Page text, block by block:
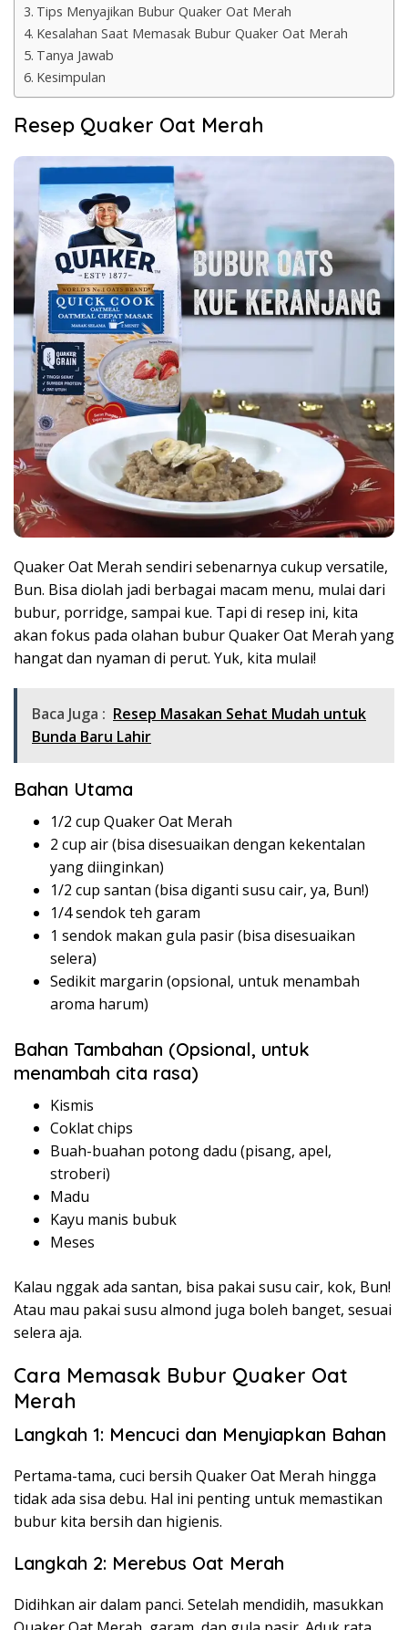
Tips Menyajikan Bubur Quaker Oat Merah
Kesalahan Saat Memasak Bubur Quaker Oat Merah
Tanya Jawab
Kesimpulan
Resep Quaker Oat Merah
Quaker Oat Merah sendiri sebenarnya cukup versatile,
Bun. Bisa diolah jadi berbagai macam menu, mulai dari
bubur, porridge, sampai kue. Tapi di resep ini, kita
akan fokus pada olahan bubur Quaker Oat Merah yang
hangat dan nyaman di perut. Yuk, kita mulai!
Baca Juga : Resep Masakan Sehat Mudah untuk
Bunda Baru Lahir
Bahan Utama
1/2 cup Quaker Oat Merah
2 cup air (bisa disesuaikan dengan kekentalan
yang diinginkan)
1/2 cup santan (bisa diganti susu cair, ya, Bun!)
1/4 sendok teh garam
1 sendok makan gula pasir (bisa disesuaikan
selera)
Sedikit margarin (opsional, untuk menambah
aroma harum)
Bahan Tambahan (Opsional, untuk
menambah cita rasa)
Kismis
Coklat chips
Buah-buahan potong dadu (pisang, apel,
stroberi)
Madu
Kayu manis bubuk
Meses
Kalau nggak ada santan, bisa pakai susu cair, kok, Bun!
Atau mau pakai susu almond juga boleh banget, sesuai
selera aja.
Cara Memasak Bubur Quaker Oat
Merah
Langkah 1: Mencuci dan Menyiapkan Bahan
Pertama-tama, cuci bersih Quaker Oat Merah hingga
tidak ada sisa debu. Hal ini penting untuk memastikan
bubur kita bersih dan higienis.
Langkah 2: Merebus Oat Merah
Didihkan air dalam panci. Setelah mendidih, masukkan